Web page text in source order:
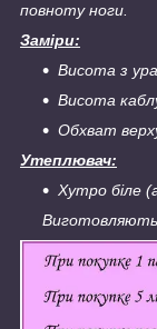
повноту ноги.
Заміри:
Висота з
Висота
Обхват
Утеплювач:
Хутро біле